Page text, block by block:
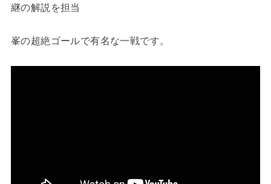
継の解説を担当
峯の超絶ゴールで有名な一戦です。